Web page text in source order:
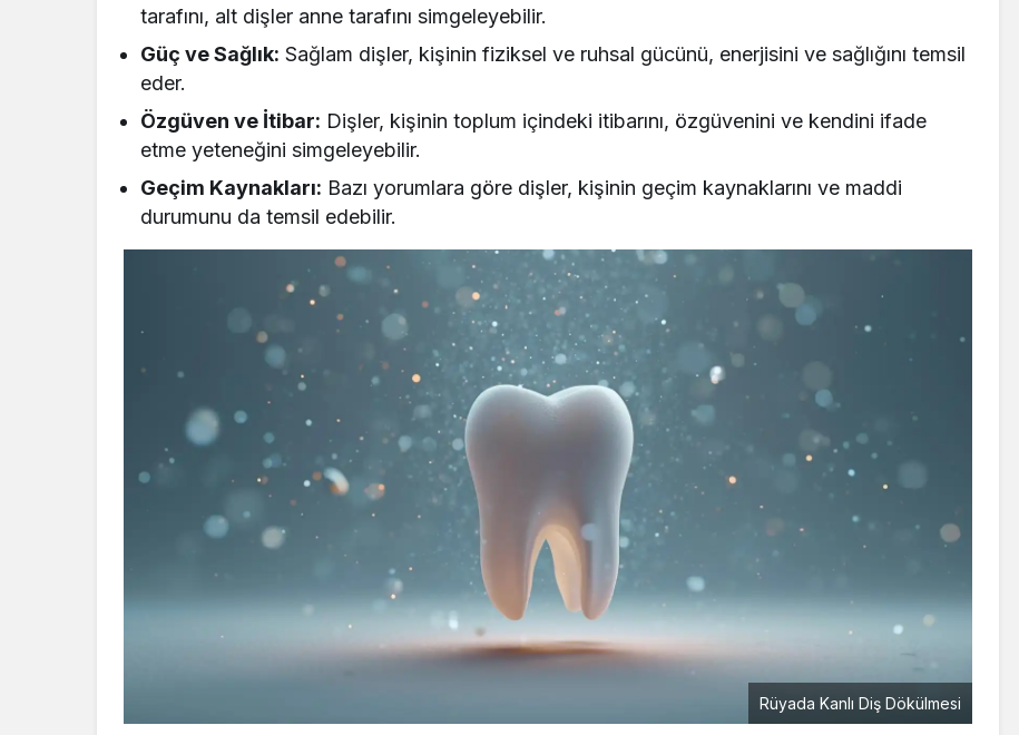
tarafını, alt dişler anne tarafını simgeleyebilir.
Güç ve Sağlık: Sağlam dişler, kişinin fiziksel ve ruhsal gücünü, enerjisini ve sağlığını temsil
eder.
Özgüven ve İtibar: Dişler, kişinin toplum içindeki itibarını, özgüvenini ve kendini ifade
etme yeteneğini simgeleyebilir.
Geçim Kaynakları: Bazı yorumlara göre dişler, kişinin geçim kaynaklarını ve maddi
durumunu da temsil edebilir.
Rüyada Kanlı Diş Dökülmesi
Rüya Tabiri
Rüyada Ahududu Reçeli Almak Ne
Anlama Gelir? Detaylı Tabirler